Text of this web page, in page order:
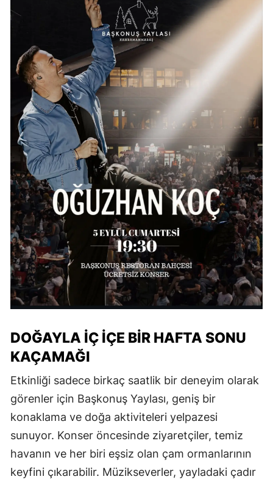
DOĞAYLA İÇ İÇE BİR HAFTA SONU
KAÇAMAĞI
Etkinliği sadece birkaç saatlik bir deneyim olarak
görenler için Başkonuş Yaylası, geniş bir
konaklama ve doğa aktiviteleri yelpazesi
sunuyor. Konser öncesinde ziyaretçiler, temiz
havanın ve her biri eşsiz olan çam ormanlarının
keyfini çıkarabilir. Müzikseverler, yayladaki çadır